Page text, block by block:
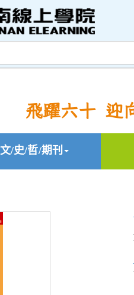
飛躍六十 迎
文/史/哲/期刊